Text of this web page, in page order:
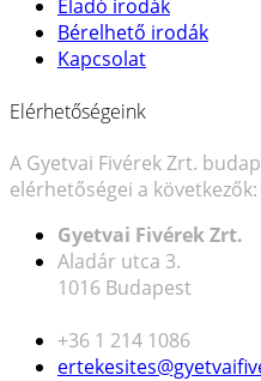
Eladó irodák
Bérelhető irodák
Kapcsolat
Elérhetőségeink
A Gyetvai Fivérek Zrt.
elérhetőségei a következők:
Gyetvai Fivérek Zrt.
Aladár utca 3.
1016 Budapest
+36 1 214 1086